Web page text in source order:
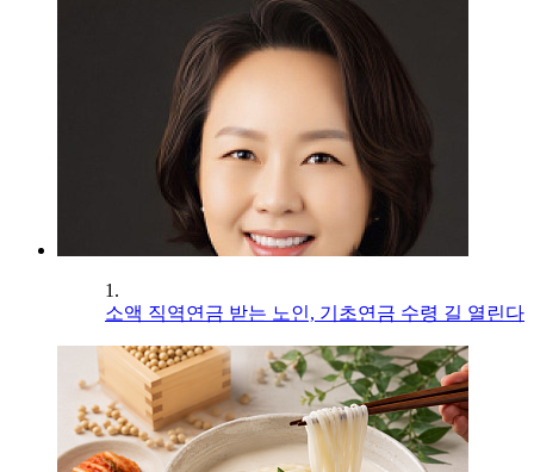
1.
소액 직역연금 받는 노인, 기초연금 수령 길 열린다